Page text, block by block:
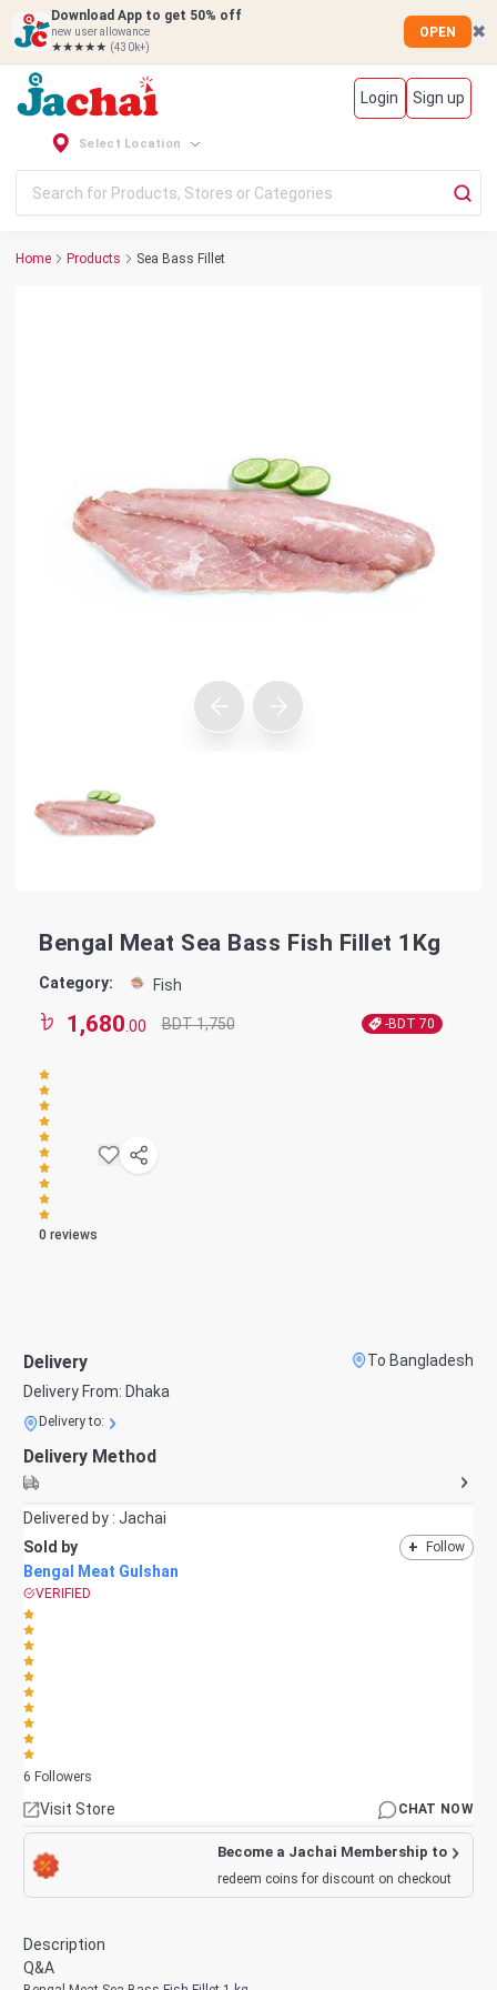
Download App to get 50% off
new user allowance
★★★★★ (430k+)
OPEN ✖
Login Sign up
Select Location
Home Products Sea Bass Fillet
Bengal Meat Sea Bass Fish Fillet 1Kg
Category: Fish
1,680 .00 BDT 1,750 -BDT 70
0 reviews
Delivery
To Bangladesh
Delivery From: Dhaka
Delivery to:
Delivery Method
Delivered by : Jachai
Sold by
+ Follow
Bengal Meat Gulshan
VERIFIED
6 Followers
Visit Store CHAT NOW
Become a Jachai Membership to
redeem coins for discount on checkout
Description
Q&A